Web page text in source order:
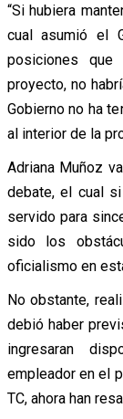
“Si hubiera
cual asumió el
posiciones
proyecto, no
Gobierno no ha
al interior de la
Adriana Muñoz
debate, el cual
servido para
sido los
oficialismo en
No obstante,
debió haber
ingresaran
empleador en el
TC, ahora han